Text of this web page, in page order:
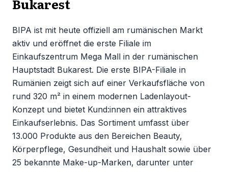
Bukarest
BIPA ist mit heute offiziell am rumänischen Markt
aktiv und eröffnet die erste Filiale im
Einkaufszentrum Mega Mall in der rumänischen
Hauptstadt Bukarest. Die erste BIPA-Filiale in
Rumänien zeigt sich auf einer Verkaufsfläche von
rund 320 m² in einem modernen Ladenlayout-
Konzept und bietet Kund:innen ein attraktives
Einkaufserlebnis. Das Sortiment umfasst über
13.000 Produkte aus den Bereichen Beauty,
Körperpflege, Gesundheit und Haushalt sowie über
25 bekannte Make-up-Marken, darunter unter